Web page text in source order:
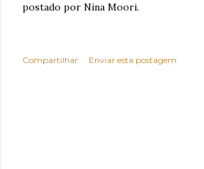
postado por Nina Moori.
Compartilhar Enviar esta postagem